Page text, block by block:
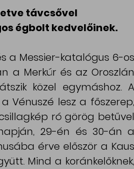
távcsővel
égbolt kedvelőinek.
a Messier-katalógus 6-os
a Merkúr és az Oroszlán
közel egymáshoz. A
Vénuszé lesz a főszerep,
ró görög betűvel
29-én és 30-án a
érve először a Kaus
Mind a koránkelőknek,